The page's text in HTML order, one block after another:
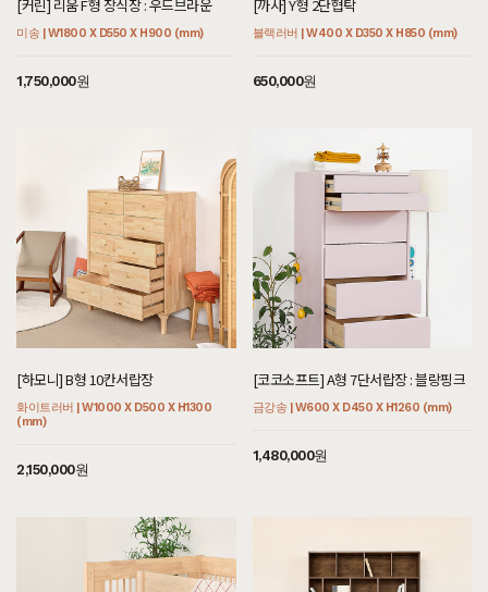
[커린] 리움 F형 장식장 : 우드브라운
미송 | W1800 X D550 X H900 (mm)
1,750,000원
[까사] Y형 2단협탁
블랙러버 | W400 X D350 X H850 (mm)
650,000원
[하모니] B형 10칸서랍장
화이트러버 | W1000 X D500 X H1300
(mm)
2,150,000원
[코코소프트] A형 7단서랍장 : 블랑핑크
금강송 | W600 X D450 X H1260 (mm)
1,480,000원